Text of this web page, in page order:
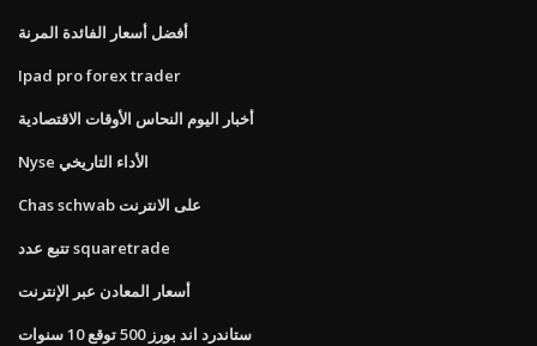
أفضل أسعار الفائدة المرنة
Ipad pro forex trader
أخبار اليوم النحاس الأوقات الاقتصادية
Nyse الأداء التاريخي
Chas schwab على الانترنت
تتبع عدد squaretrade
أسعار المعادن عبر الإنترنت
ستاندرد اند بورز 500 توقع 10 سنوات